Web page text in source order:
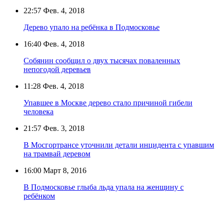
22:57 Фев. 4, 2018
Дерево упало на ребёнка в Подмосковье
16:40 Фев. 4, 2018
Собянин сообщил о двух тысячах поваленных
непогодой деревьев
11:28 Фев. 4, 2018
Упавшее в Москве дерево стало причиной гибели
человека
21:57 Фев. 3, 2018
В Мосгортрансе уточнили детали инцидента с упавшим
на трамвай деревом
16:00 Март 8, 2016
В Подмосковье глыба льда упала на женщину с
ребёнком